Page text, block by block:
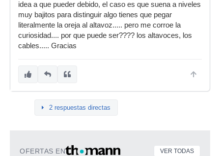
idea a que pueder debido, el caso es que suena a niveles
muy bajitos para distinguir algo tienes que pegar
literalmente la oreja al altavoz..... pero me corroe la
curiosidad.... por que puede ser???? los altavoces, los
cables..... Gracias
2 respuestas directas
OFERTAS EN VER TODAS